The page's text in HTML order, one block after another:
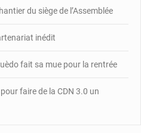
du siège de l’Assemblée
inédit
fait sa mue pour la rentrée
faire de la CDN 3.0 un